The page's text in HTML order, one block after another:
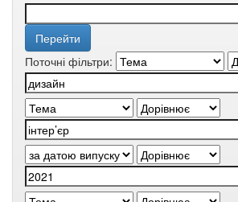
Поточні фільтри: